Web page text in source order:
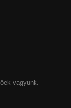
vagyunk.